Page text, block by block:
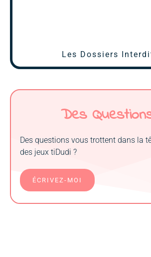
Les Dossiers
Des
Des questions vous trottent dans la
des jeux tiDudi ?
ÉCRIVEZ-MOI